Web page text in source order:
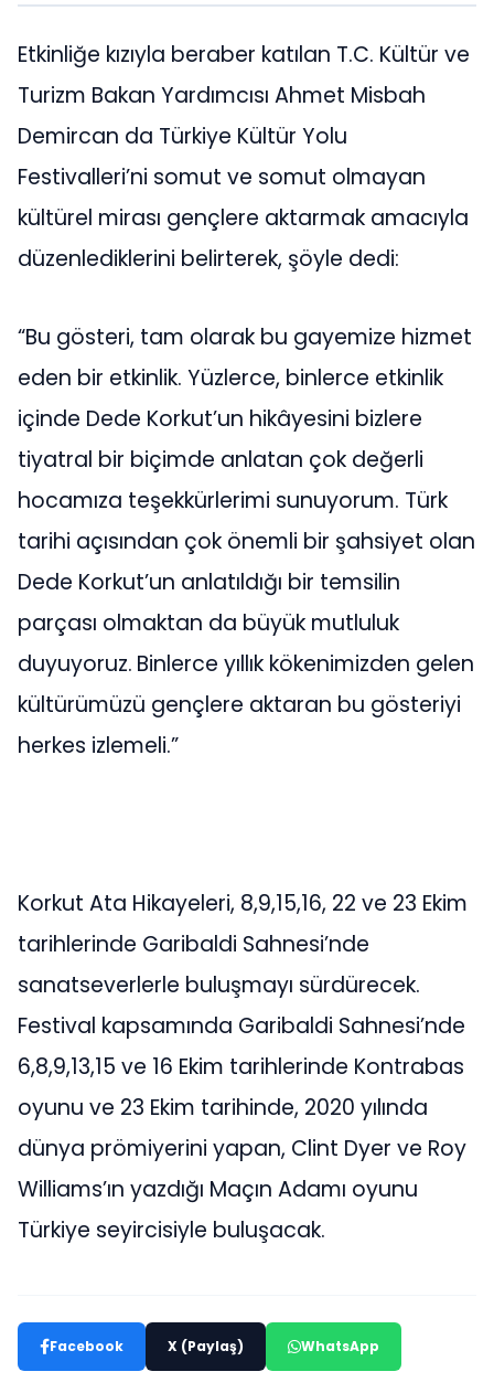
Etkinliğe kızıyla beraber katılan T.C. Kültür ve
Turizm Bakan Yardımcısı Ahmet Misbah
Demircan da Türkiye Kültür Yolu
Festivalleri’ni somut ve somut olmayan
kültürel mirası gençlere aktarmak amacıyla
düzenlediklerini belirterek, şöyle dedi:
“Bu gösteri, tam olarak bu gayemize hizmet
eden bir etkinlik. Yüzlerce, binlerce etkinlik
içinde Dede Korkut’un hikâyesini bizlere
tiyatral bir biçimde anlatan çok değerli
hocamıza teşekkürlerimi sunuyorum. Türk
tarihi açısından çok önemli bir şahsiyet olan
Dede Korkut’un anlatıldığı bir temsilin
parçası olmaktan da büyük mutluluk
duyuyoruz. Binlerce yıllık kökenimizden gelen
kültürümüzü gençlere aktaran bu gösteriyi
herkes izlemeli.”
Korkut Ata Hikayeleri, 8,9,15,16, 22 ve 23 Ekim
tarihlerinde Garibaldi Sahnesi’nde
sanatseverlerle buluşmayı sürdürecek.
Festival kapsamında Garibaldi Sahnesi’nde
6,8,9,13,15 ve 16 Ekim tarihlerinde Kontrabas
oyunu ve 23 Ekim tarihinde, 2020 yılında
dünya prömiyerini yapan, Clint Dyer ve Roy
Williams’ın yazdığı Maçın Adamı oyunu
Türkiye seyircisiyle buluşacak.
Facebook X (Paylaş) WhatsApp